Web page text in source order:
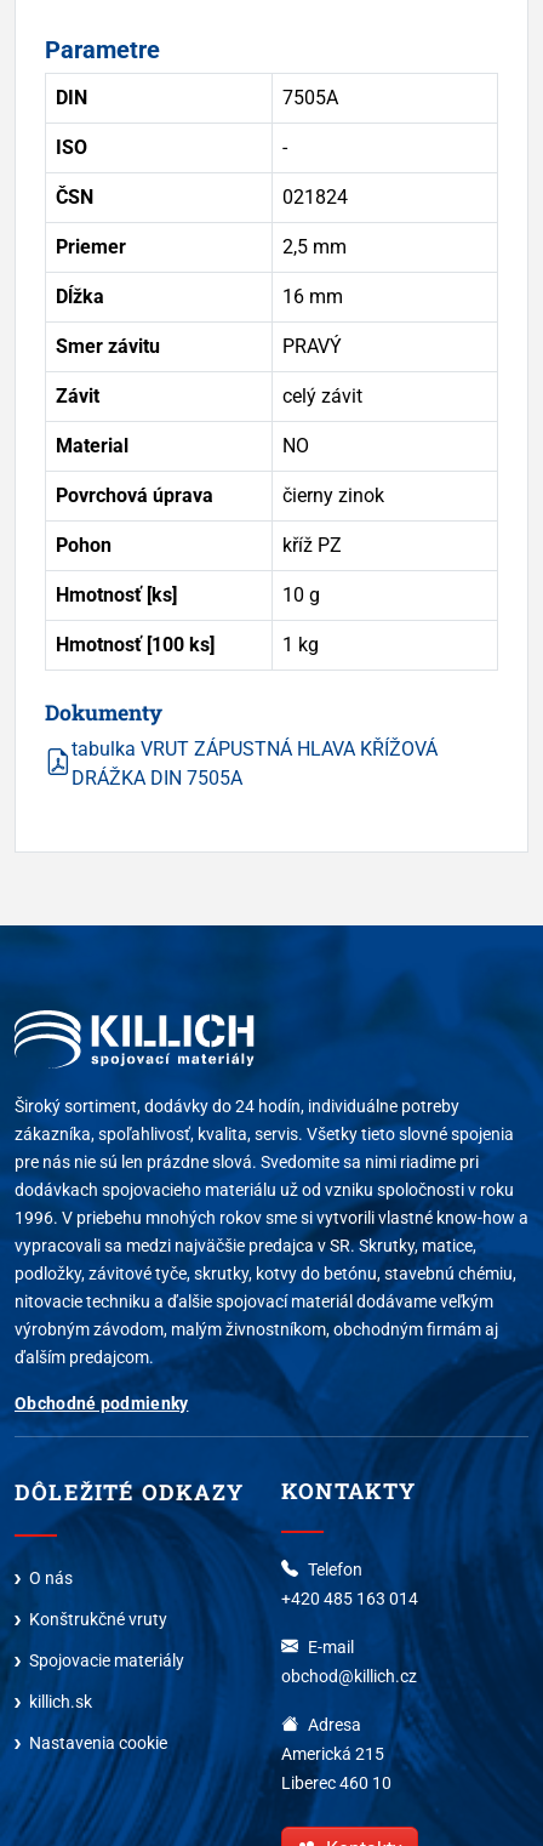
Parametre
DIN 7505A
ISO -
ČSN 021824
Priemer 2,5 mm
Dĺžka 16 mm
Smer závitu PRAVÝ
Závit celý závit
Material NO
Povrchová úprava čierny zinok
Pohon kříž PZ
Hmotnosť [ks] 10 g
Hmotnosť [100 ks] 1 kg
Dokumenty
tabulka VRUT ZÁPUSTNÁ HLAVA KŘÍŽOVÁ
DRÁŽKA DIN 7505A
Široký sortiment, dodávky do 24 hodín, individuálne potreby
zákazníka, spoľahlivosť, kvalita, servis. Všetky tieto slovné spojenia
pre nás nie sú len prázdne slová. Svedomite sa nimi riadime pri
dodávkach spojovacieho materiálu už od vzniku spoločnosti v roku
1996. V priebehu mnohých rokov sme si vytvorili vlastné know-how a
vypracovali sa medzi najväčšie predajca v SR. Skrutky, matice,
podložky, závitové tyče, skrutky, kotvy do betónu, stavebnú chémiu,
nitovacie techniku a ďalšie spojovací materiál dodávame veľkým
výrobným závodom, malým živnostníkom, obchodným firmám aj
ďalším predajcom.
Obchodné podmienky
DÔLEŽITÉ ODKAZY
O nás
Konštrukčné vruty
Spojovacie materiály
killich.sk
Nastavenia cookie
KONTAKTY
Telefon
+420 485 163 014
E-mail
obchod@killich.cz
Adresa
Americká 215
Liberec 460 10